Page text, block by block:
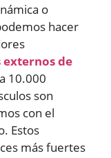
o
hacer
externos de
10.000
son
con el
Estos
más fuertes